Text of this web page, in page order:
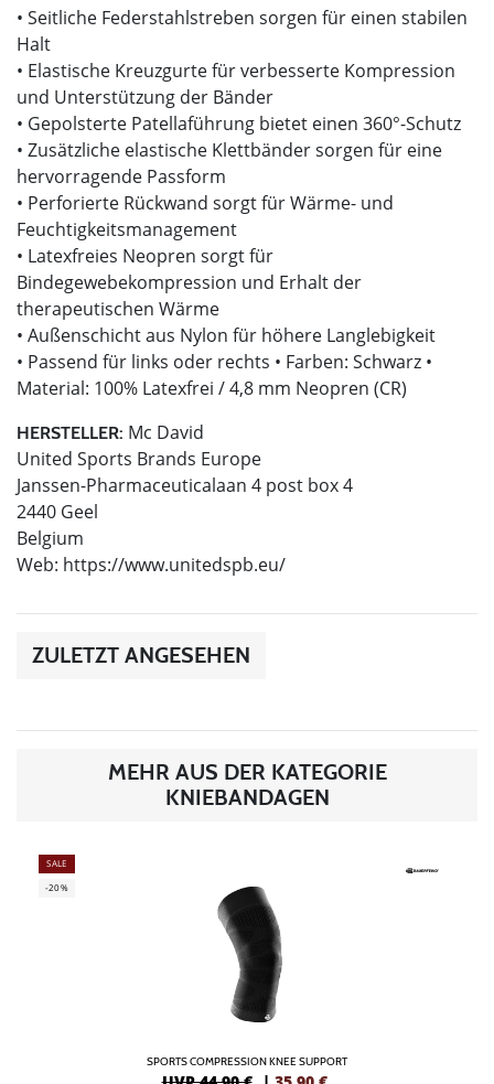
• Seitliche Federstahlstreben sorgen für einen stabilen
Halt
• Elastische Kreuzgurte für verbesserte Kompression
und Unterstützung der Bänder
• Gepolsterte Patellaführung bietet einen 360°-Schutz
• Zusätzliche elastische Klettbänder sorgen für eine
hervorragende Passform
• Perforierte Rückwand sorgt für Wärme- und
Feuchtigkeitsmanagement
• Latexfreies Neopren sorgt für
Bindegewebekompression und Erhalt der
therapeutischen Wärme
• Außenschicht aus Nylon für höhere Langlebigkeit
• Passend für links oder rechts • Farben: Schwarz •
Material: 100% Latexfrei / 4,8 mm Neopren (CR)
HERSTELLER: Mc David
United Sports Brands Europe
Janssen-Pharmaceuticalaan 4 post box 4
2440 Geel
Belgium
Web: https://www.unitedspb.eu/
ZULETZT ANGESEHEN
MEHR AUS DER KATEGORIE
KNIEBANDAGEN
SALE
-20%
SPORTS COMPRESSION KNEE SUPPORT